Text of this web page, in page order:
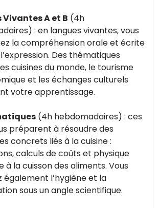
Vivantes A et B (4h
: en langues vivantes, vous
la compréhension orale et écrite
Des thématiques
cuisines du monde, le tourisme
et les échanges culturels
votre apprentissage.
(4h hebdomadaires) : ces
préparent à résoudre des
concrets liés à la cuisine :
calculs de coûts et physique
à la cuisson des aliments. Vous
également l’hygiène et la
sous un angle scientifique.